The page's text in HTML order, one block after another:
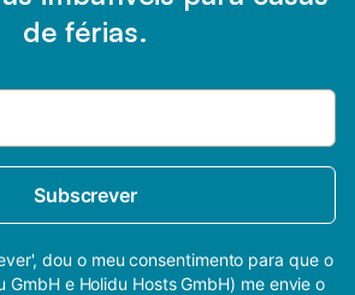
de férias.
Subscrever
dou o meu consentimento para que o
GmbH e Holidu Hosts GmbH) me envie o